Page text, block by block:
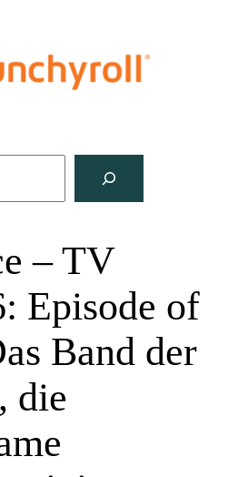
– TV
Episode of
Band der
die